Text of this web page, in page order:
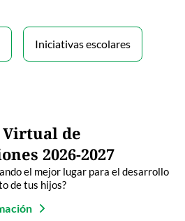
Iniciativas escolares
de
2026-2027
el mejor lugar para el desarrollo
de tus hijos?